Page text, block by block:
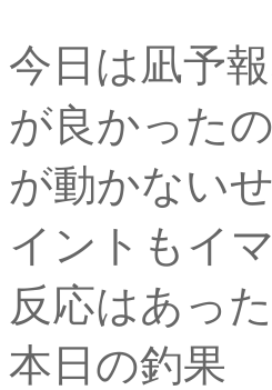
今日は凪予
が良かった
が動かない
イントもイ
反応はあっ
本日の釣果